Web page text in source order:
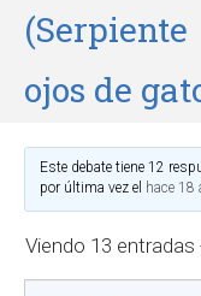
(Serpiente
ojos de
Este debate tiene 12
por última vez el hace 18
Viendo 13 entradas